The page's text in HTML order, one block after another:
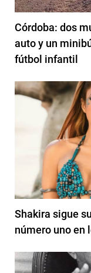
Córdoba: dos
auto y un
fútbol infantil
Shakira sigue
número uno en